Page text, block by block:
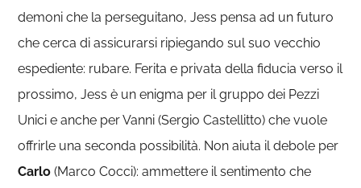
demoni che la perseguitano, Jess pensa ad un futuro
che cerca di assicurarsi ripiegando sul suo vecchio
espediente: rubare. Ferita e privata della fiducia verso il
prossimo, Jess è un enigma per il gruppo dei Pezzi
Unici e anche per Vanni (Sergio Castellitto) che vuole
offrirle una seconda possibilità. Non aiuta il debole per
Carlo (Marco Cocci): ammettere il sentimento che